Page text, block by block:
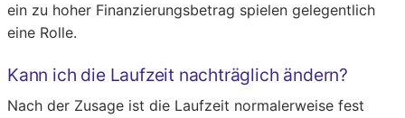
ein zu hoher Finanzierungsbetrag spielen gelegentlich
eine Rolle.
Kann ich die Laufzeit nachträglich ändern?
Nach der Zusage ist die Laufzeit normalerweise fest